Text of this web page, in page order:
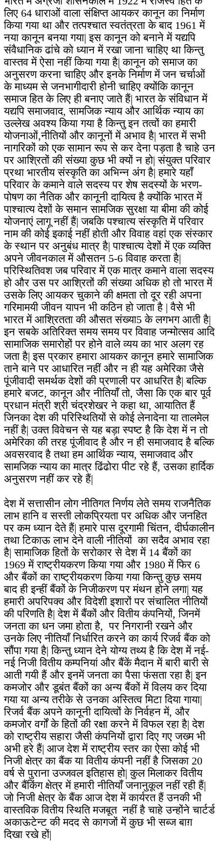
लिए 64 धाराओं वाला संक्षिप्त आयकर कानून का निर्माण
किया गया था और तत्पश्चात स्वतंत्रता के बाद 1961 में
नया कानून बनया गया| इस कानून को बनाने में यद्यपि
संवैधानिक ढांचे को ध्यान में रखा जाना चाहिए था किन्तु
वास्तव में ऐसा नहीं किया गया है| कानून को समाज का
अनुसरण करना चाहिए और इनके निर्माण में जन चर्चाओं
के माध्यम से जनभागीदारी होनी चाहिए क्योंकि कानून
समाज हित के लिए ही बनाए जाते हैं| भारत के संविधान में
यद्यपि समाजवाद, सामजिक न्याय और आर्थिक न्याय का
उल्लेख अवश्य किया गया है किन्तु इन तत्वों का हमारी
योजनाओं,नीतियों और कानूनों में अभाव है| भारत में सभी
नागरिकों को एक सामान रूप से कर देना पड़ता है चाहे उन
पर आश्रितों की संख्या कुछ भी क्यों न हो| संयुक्त परिवार
प्रथा भारतीय संस्कृति का अभिन्न अंग है| हमारे यहाँ
परिवार के कमाने वाले सदस्य पर शेष सदस्यों के भरण-
पोषण का नैतिक और कानूनी दायित्व है क्योंकि भारत में
पाश्चात्य देशों के समान सामजिक सुरक्षा या बीमा की कोई
योजनाएं लागू नहीं हैं| जबकि पश्चात्य संस्कृति में परिवार
नाम की कोई इकाई नहीं होती और विवाह वहां एक संस्कार
के स्थान पर अनुबंध मात्र है| पाश्चात्य देशों में एक व्यक्ति
अपने जीवनकाल में औसतन 5-6 विवाह करता है|
परिस्थितिवश जब परिवार में एक मात्र कमाने वाला सदस्य
हो और उस पर आश्रितों की संख्या अधिक हो तो भारत में
उसके लिए आयकर चुकाने की क्षमता तो दूर रही अपना
गरिमामयी जीवन यापन भी कठिन हो जाता है | वैसे भी
भारत में आश्रितता की औसत संख्या5 के लगभग आती है|
इन सबके अतिरिक्त समय समय पर विवाह जन्मोत्सव आदि
सामाजिक समारोहों पर होने वाले व्यय का भार अलग रह
जता है| इस प्रकार हमारा आयकर कानून हमारे सामाजिक
ताने बाने पर आधारित नहीं और न ही यह अमेरिका जैसे
पूंजीवादी समर्थक देशों की प्रणाली पर आधरित है| बल्कि
हमारे बजट, कानून और नीतियाँ तो, जैसा कि एक बार पूर्व
प्रधान मंत्री श्री चंद्रशेखर ने कहा था, आयातित हैं
जिनका देश की परिस्थितियों से कोई लेनादेना या तालमेल
नहीं है| उक्त विवेचन से यह बड़ा स्पष्ट है कि देश में न तो
अमेरिका की तरह पूंजीवाद है और न ही समाजवाद है बल्कि
अवसरवाद है तथा हम आर्थिक न्याय, समाजवाद और
सामजिक न्याय का मात्र ढिंढोरा पीट रहे हैं, उसका हार्दिक
अनुसरण नहीं कर रहे हैं|
देश में सत्तासीन लोग नीतिगत निर्णय लेते समय राजनैतिक
लाभ हानि व सस्ती लोकप्रियता पर अधिक और जनहित
पर कम ध्यान देते हैं| हमारे पास दूरगामी चिंतन, दीर्घकालीन
तथा टिकाऊ लाभ देने वाली नीतियों का सदैव अभाव रहा
है| सामाजिक हितों के सरोकार से देश में 14 बैंकों का
1969 में राष्ट्रीयकरण किया गया और 1980 में फिर 6
और बैंकों का राष्ट्रीयकरण किया गया किन्तु कुछ समय
बाद ही इन्हीं बैंकों के निजीकरण पर मंथन होने लगा| यह
हमारी अपरिपक्व और विदेशी इशारों पर संचालित नीतियों
की परिणति है| देश में बैंकों और वितीय कंपनियों, जिनमें
जनता का धन जमा होता है, पर निगरानी रखने और
उनके लिए नीतियाँ निर्धारित करने का कार्य रिजर्व बैंक को
सौंपा गया है| किन्तु ध्यान देने योग्य तथ्य है कि देश में नई-
नई निजी वितीय कम्पनियां और बैंकें मैदान में बारी बारी से
आती गयी हैं और इनमें जनता का पैसा फंसता रहा है| इन
कमजोर और डूबंत बैंकों का अन्य बैंकों में विलय कर दिया
गया या अन्य तरीके से उनका अस्तित्व मिटा दिया गाया|
रिजर्व बैंक अपने कानूनी दायित्वों के निर्वहन में, और
कमजोर वर्गों के हितों की रक्षा करने में विफल रहा है| देश
को राष्ट्रीय सहारा जैसी कंपनियों द्वारा दिए गए जख्म भी
अभी हरे हैं| आज देश में राष्ट्रीय स्तर का ऐसा कोई भी
निजी क्षेत्र का बैंक या वितीय कंपनी नहीं है जिसका 20
वर्ष से पुराना उज्जवल इतिहास हो| कुल मिलाकर वितीय
और बैंकिंग क्षेत्र में हमारी नीतियाँ जनानुकूल नहीं रही हैं|
जो निजी क्षेत्र के बैंक आज देश में कार्यरत हैं उनकी भी
वास्तविक वितीय स्थिति मजबूत नहीं है चाहे उन्होंने चार्टर्ड
अकाऊटेन्ट की मदद से कागजों में कुछ भी सब्ज बाग़
दिखा रखे हों|